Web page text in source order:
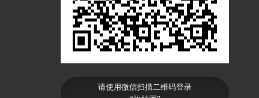
请使用微信扫描二维码登录